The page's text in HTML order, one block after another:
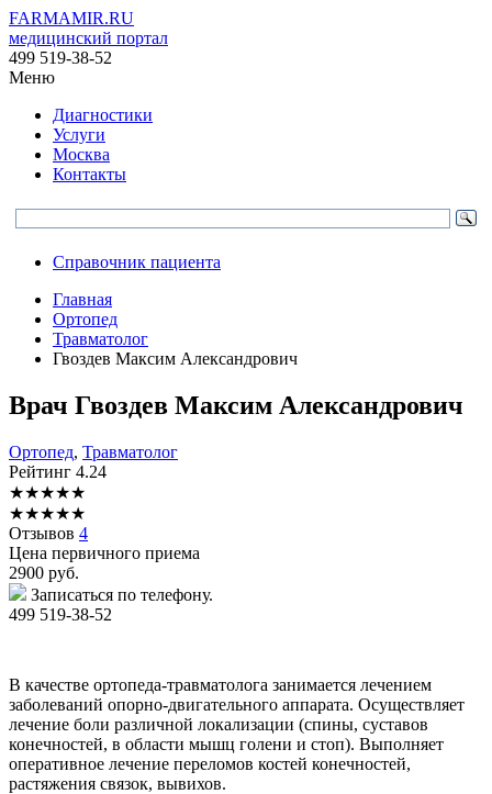
FARMAMIR.RU
медицинский портал
499 519-38-52
Меню
Диагностики
Услуги
Москва
Контакты
Справочник пациента
Главная
Ортопед
Травматолог
Гвоздев Максим Александрович
Врач Гвоздев Максим Александрович
Ортопед, Травматолог
Рейтинг 4.24
★★★★★
★★★★★
Отзывов 4
Цена первичного приема
2900 руб.
Записаться по телефону.
499 519-38-52
В качестве ортопеда-травматолога занимается лечением
заболеваний опорно-двигательного аппарата. Осуществляет
лечение боли различной локализации (спины, суставов
конечностей, в области мышц голени и стоп). Выполняет
оперативное лечение переломов костей конечностей,
растяжения связок, вывихов.